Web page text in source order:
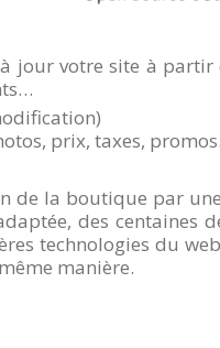
jour votre site à
prix, taxes,
de la boutique par
des centaines
technologies du
manière.